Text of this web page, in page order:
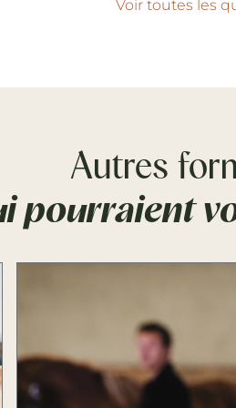
Voir toutes les
Autres
pourraient